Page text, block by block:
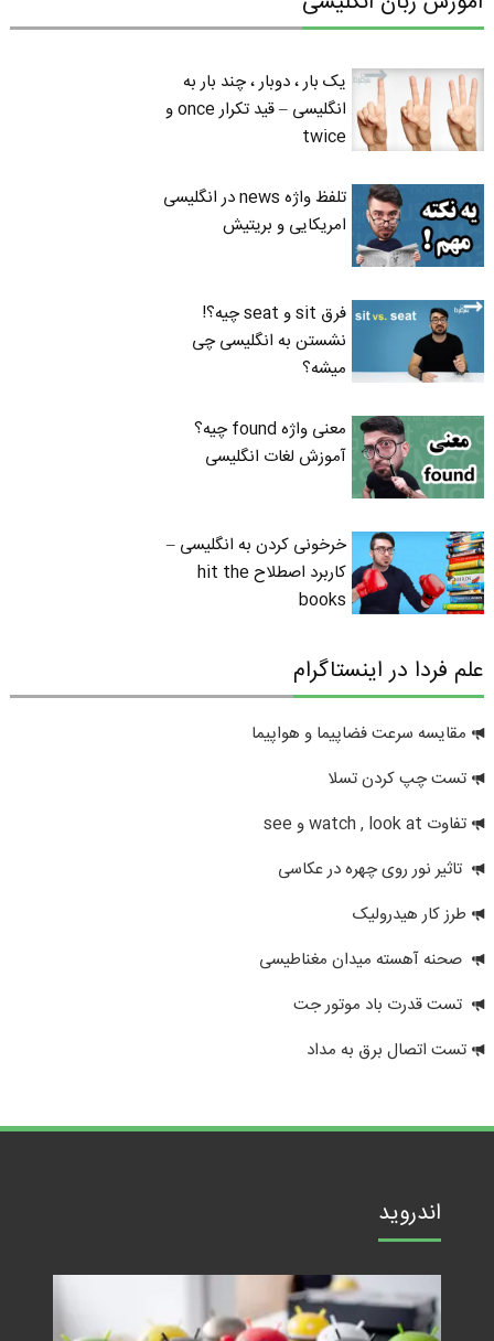
یک بار ، دوبار ، چند بار به
انگلیسی – قید تکرار once و
twice
تلفظ واژه news در انگلیسی
امریکایی و بریتیش
فرق sit و seat چیه؟!
نشستن به انگلیسی چی
میشه؟
معنی واژه found چیه؟
آموزش لغات انگلیسی
خرخونی کردن به انگلیسی –
کاربرد اصطلاح hit the
books
علم فردا در اینستاگرام
مقایسه سرعت فضاپیما و هواپیما
تست چپ کردن تسلا
تفاوت watch , look at و see
تاثیر نور روی چهره در عکاسی
طرز کار هیدرولیک
صحنه آهسته میدان مغناطیسی
تست قدرت باد موتور جت
تست اتصال برق به مداد
اندروید